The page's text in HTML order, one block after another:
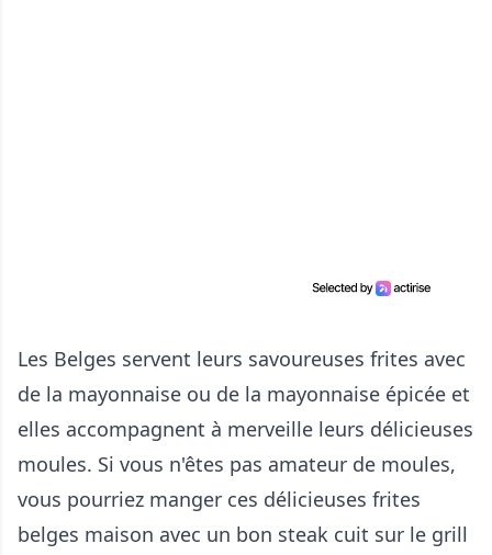
Les Belges servent leurs savoureuses frites avec
de la mayonnaise ou de la mayonnaise épicée et
elles accompagnent à merveille leurs délicieuses
moules. Si vous n'êtes pas amateur de moules,
vous pourriez manger ces délicieuses frites
belges maison avec un bon steak cuit sur le grill